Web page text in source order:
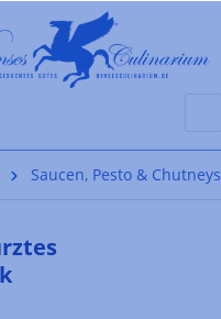
Saucen, Pesto & Chutneys